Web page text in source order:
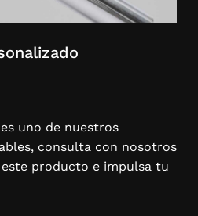
uno de nuestros
consulta con nosotros
producto e impulsa tu